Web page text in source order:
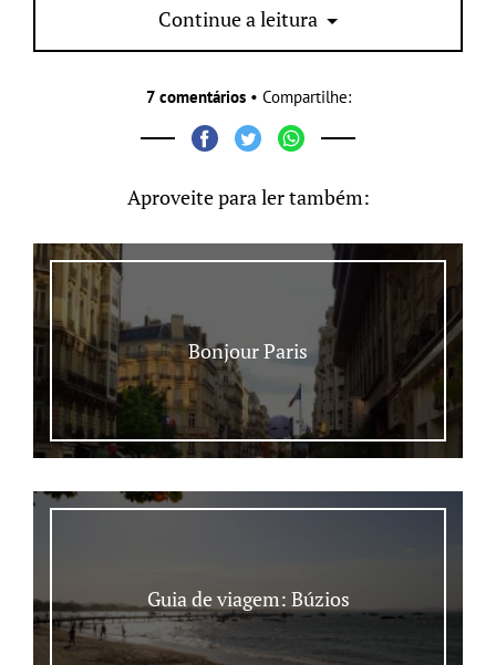
o que acharam?
Continue a leitura
7 comentários• Compartilhe:
Aproveite para ler também:
Bonjour Paris
Guia de viagem: Búzios